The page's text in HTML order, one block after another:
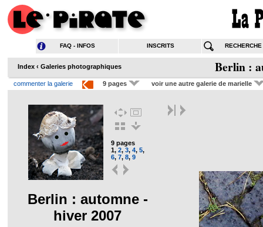
FAQ - INFOS INSCRITS RECHERCHE
Index ‹ Galeries photographiques Berlin :
commenter la galerie 9 pages voir une autre galerie de marielle
9 pages
1, 2, 3, 4, 5,
6, 7, 8, 9
Berlin : automne -
hiver 2007